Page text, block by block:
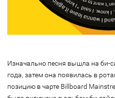
Изначально песня вышла на би-
года, затем она появилась в
позицию в чарте Billboard